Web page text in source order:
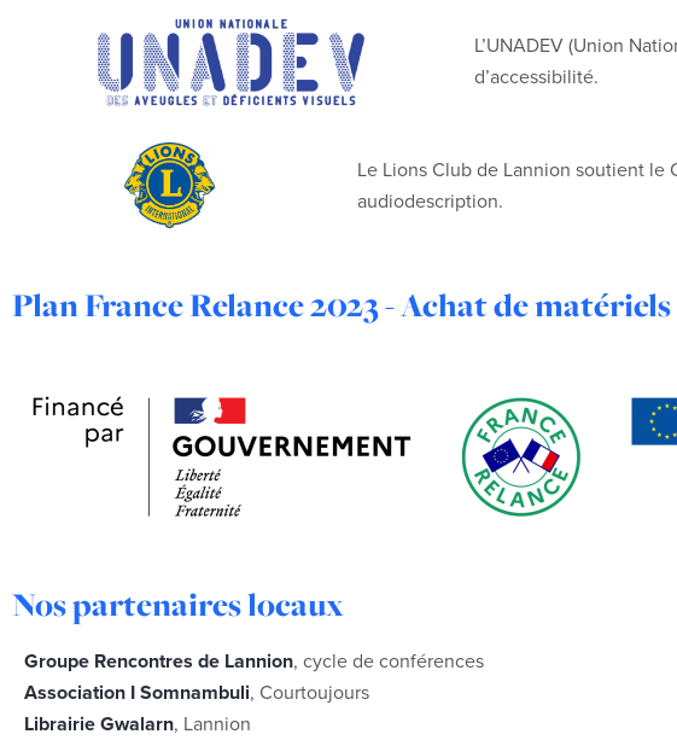
L’UNADEV (Union
d’accessibilité.
Le Lions Club de Lannion soutient le
audiodescription.
Plan France Relance 2023 - Achat de
Nos partenaires locaux
Groupe Rencontres de Lannion, cycle de conférences
Association I Somnambuli, Courtoujours
Librairie Gwalarn, Lannion